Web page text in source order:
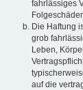
fahrlässiges
Die Haftung
grob
Leben,
auf die